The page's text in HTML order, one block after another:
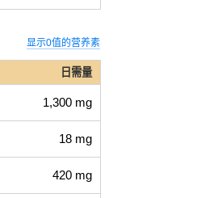
显示0值的营养素
日需量
1,300 mg
18 mg
420 mg